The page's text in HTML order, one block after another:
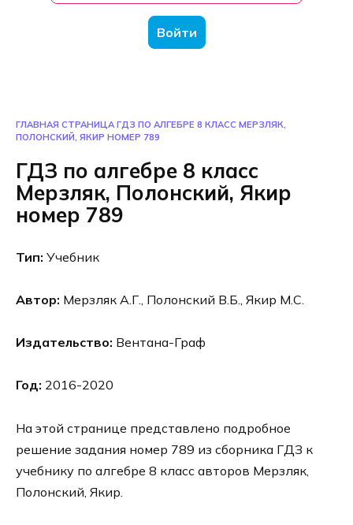
Войти
ГЛАВНАЯ СТРАНИЦА ГДЗ ПО АЛГЕБРЕ 8 КЛАСС МЕРЗЛЯК,
ПОЛОНСКИЙ, ЯКИР НОМЕР 789
ГДЗ по алгебре 8 класс
Мерзляк, Полонский, Якир
номер 789
Тип: Учебник
Автор: Мерзляк А.Г., Полонский В.Б., Якир М.С.
Издательство: Вентана-Граф
Год: 2016-2020
На этой странице представлено подробное
решение задания номер 789 из сборника ГДЗ к
учебнику по алгебре 8 класс авторов Мерзляк,
Полонский, Якир.